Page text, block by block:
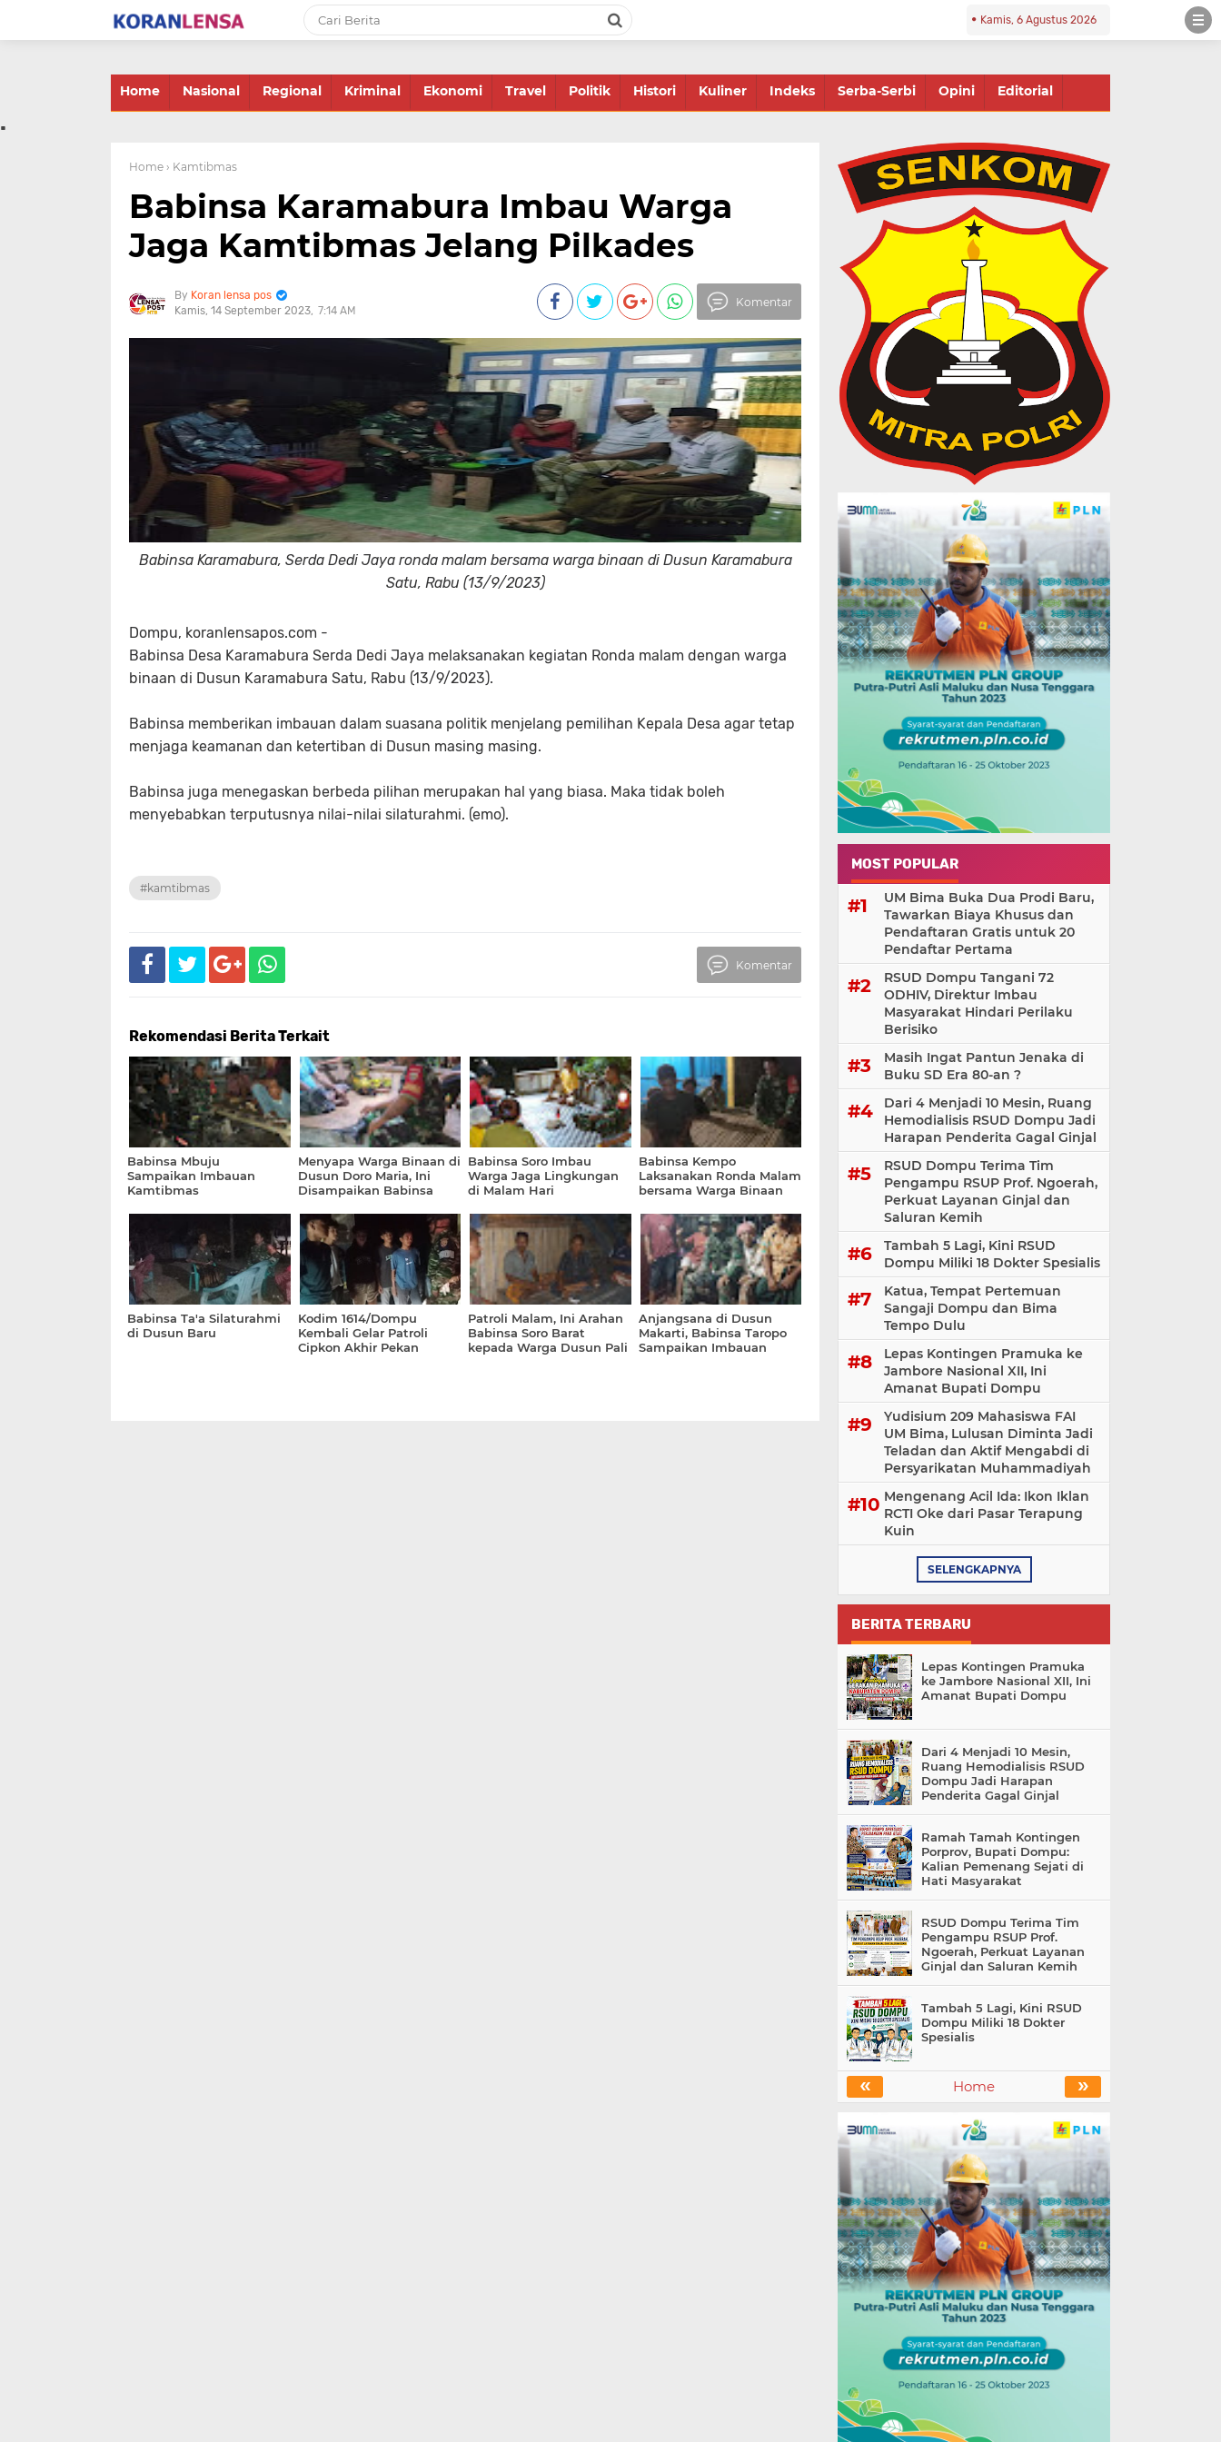
Kamis, 6 Agustus 2026
Home Nasional Regional Kriminal Ekonomi Travel Politik Histori Kuliner Indeks Serba-Serbi Opini Editorial
.
Home › Kamtibmas
Babinsa Karamabura Imbau Warga
Jaga Kamtibmas Jelang Pilkades
Koran lensa pos
Kamis, 14 September 2023 7:14 AM
Komentar
Babinsa Karamabura, Serda Dedi Jaya ronda malam bersama warga binaan di Dusun Karamabura
Satu, Rabu (13/9/2023)
Dompu, koranlensapos.com -
Babinsa Desa Karamabura Serda Dedi Jaya melaksanakan kegiatan Ronda malam dengan warga
binaan di Dusun Karamabura Satu, Rabu (13/9/2023).
Babinsa memberikan imbauan dalam suasana politik menjelang pemilihan Kepala Desa agar tetap
menjaga keamanan dan ketertiban di Dusun masing masing.
Babinsa juga menegaskan berbeda pilihan merupakan hal yang biasa. Maka tidak boleh
menyebabkan terputusnya nilai-nilai silaturahmi. (emo).
#kamtibmas
Komentar
Rekomendasi Berita Terkait
Babinsa Mbuju
Sampaikan Imbauan
Kamtibmas
Menyapa Warga Binaan di
Dusun Doro Maria, Ini
Disampaikan Babinsa
Babinsa Soro Imbau
Warga Jaga Lingkungan
di Malam Hari
Babinsa Kempo
Laksanakan Ronda Malam
bersama Warga Binaan
Babinsa Ta'a Silaturahmi
di Dusun Baru
Kodim 1614/Dompu
Kembali Gelar Patroli
Cipkon Akhir Pekan
Patroli Malam, Ini Arahan
Babinsa Soro Barat
kepada Warga Dusun Pali
Anjangsana di Dusun
Makarti, Babinsa Taropo
Sampaikan Imbauan
MOST POPULAR
UM Bima Buka Dua Prodi Baru,
Tawarkan Biaya Khusus dan
Pendaftaran Gratis untuk 20
Pendaftar Pertama
RSUD Dompu Tangani 72
ODHIV, Direktur Imbau
Masyarakat Hindari Perilaku
Berisiko
Masih Ingat Pantun Jenaka di
Buku SD Era 80-an ?
Dari 4 Menjadi 10 Mesin, Ruang
Hemodialisis RSUD Dompu Jadi
Harapan Penderita Gagal Ginjal
RSUD Dompu Terima Tim
Pengampu RSUP Prof. Ngoerah,
Perkuat Layanan Ginjal dan
Saluran Kemih
Tambah 5 Lagi, Kini RSUD
Dompu Miliki 18 Dokter Spesialis
Katua, Tempat Pertemuan
Sangaji Dompu dan Bima
Tempo Dulu
Lepas Kontingen Pramuka ke
Jambore Nasional XII, Ini
Amanat Bupati Dompu
Yudisium 209 Mahasiswa FAI
UM Bima, Lulusan Diminta Jadi
Teladan dan Aktif Mengabdi di
Persyarikatan Muhammadiyah
Mengenang Acil Ida: Ikon Iklan
RCTI Oke dari Pasar Terapung
Kuin
SELENGKAPNYA
BERITA TERBARU
Lepas Kontingen Pramuka
ke Jambore Nasional XII, Ini
Amanat Bupati Dompu
Dari 4 Menjadi 10 Mesin,
Ruang Hemodialisis RSUD
Dompu Jadi Harapan
Penderita Gagal Ginjal
Ramah Tamah Kontingen
Porprov, Bupati Dompu:
Kalian Pemenang Sejati di
Hati Masyarakat
RSUD Dompu Terima Tim
Pengampu RSUP Prof.
Ngoerah, Perkuat Layanan
Ginjal dan Saluran Kemih
Tambah 5 Lagi, Kini RSUD
Dompu Miliki 18 Dokter
Spesialis
« »
Home